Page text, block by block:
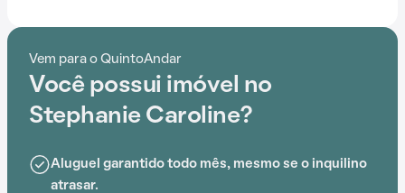
José Pereira Paschoa, EMEB Dr. José Romeiro Pereira,
Dr. Hegg Clínica de Psicologia e Saúde Integrada,
Unicom Sociedade de Nefrologia, Colégio
acessível para os moradores do Condomínio
Stephanie Caroline.
Vem para o QuintoAndar
Você possui imóvel no
Stephanie Caroline?
Aluguel garantido todo mês, mesmo se o inquilino
atrasar.